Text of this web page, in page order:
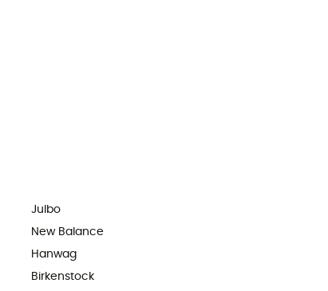
Julbo
New Balance
Hanwag
Birkenstock